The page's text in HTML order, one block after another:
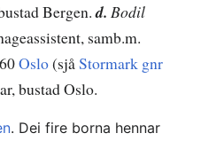
Bergen.d. Bodil
samb.m.
Oslo(sjåStormark gnr
bustad Oslo.
. Dei fire borna hennar